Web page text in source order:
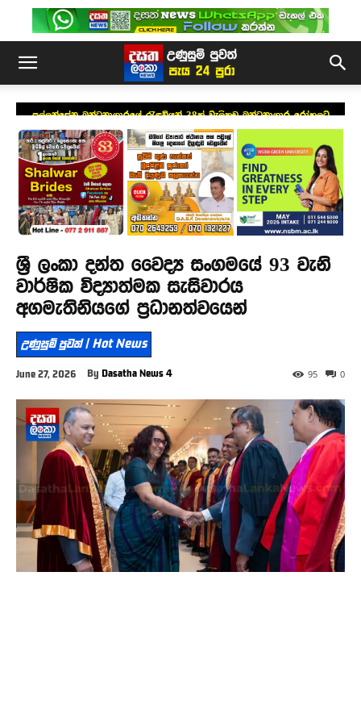
පල්ලන්සේන බන්ධනාගාරයේ රැඳවියන් 38ක් වැලිකඩ බන්ධනාගාර රෝහලට
ශ්‍රී ලංකා දන්ත වෛද්‍ය සංගමයේ 93 වැනි
වාර්ෂික විද්‍යාත්මක සැසිවාරය
අගමැතිනියගේ ප්‍රධානත්වයෙන්
උණුසුම් පුවත් | Hot News
June 27, 2026 By Dasatha News 4 0
95